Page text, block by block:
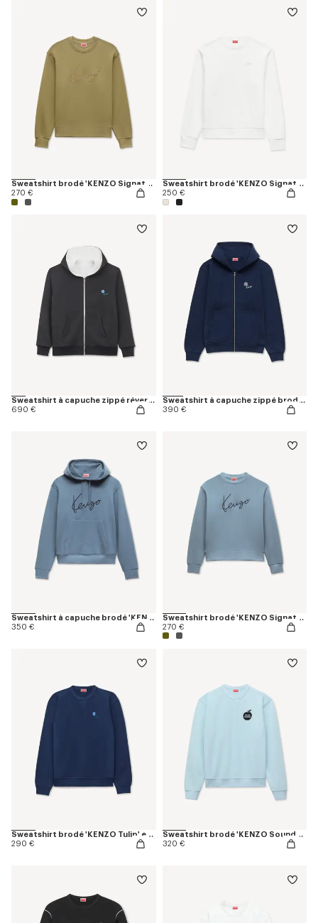
Sweatshirt brodé 'KENZO Signature' en coton
270 €
Sweatshirt brodé 'KENZO Signature' en coton
250 €
Sweatshirt à capuche zippé réversible 'KENZO Tulip' en coton
690 €
Sweatshirt à capuche zippé brodé 'KENZO Tulip' en coton
390 €
Sweatshirt à capuche brodé 'KENZO Signature' en coton
350 €
Sweatshirt brodé 'KENZO Signature' en coton
270 €
Sweatshirt brodé 'KENZO Tulip' en coton
290 €
Sweatshirt brodé 'KENZO Sounds' en coton
320 €